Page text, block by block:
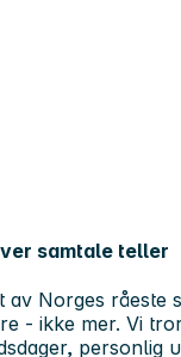
samtale teller
av Norges råeste
- ikke mer. Vi
personlig